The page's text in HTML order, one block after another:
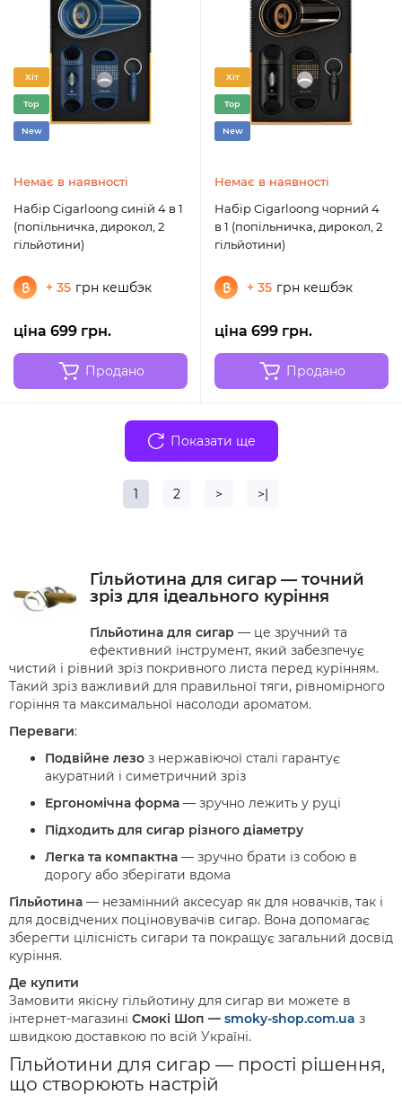
Хіт
Top
New
Немає в наявності
Набір Cigarloong синій 4 в 1
(попільничка, дирокол, 2
гільйотини)
+ 35 грн кешбэк
ціна 699 грн.
Продано
Хіт
Top
New
Немає в наявності
Набір Cigarloong чорний 4
в 1 (попільничка, дирокол, 2
гільйотини)
+ 35 грн кешбэк
ціна 699 грн.
Продано
Показати ще
1 2 > >|
Гільйотина для сигар — точний
зріз для ідеального куріння
Гільйотина для сигар — це зручний та
ефективний інструмент, який забезпечує
чистий і рівний зріз покривного листа перед курінням.
Такий зріз важливий для правильної тяги, рівномірного
горіння та максимальної насолоди ароматом.
Переваги:
Подвійне лезо з нержавіючої сталі гарантує
акуратний і симетричний зріз
Ергономічна форма — зручно лежить у руці
Підходить для сигар різного діаметру
Легка та компактна — зручно брати із собою в
дорогу або зберігати вдома
Гільйотина — незамінний аксесуар як для новачків, так і
для досвідчених поціновувачів сигар. Вона допомагає
зберегти цілісність сигари та покращує загальний досвід
куріння.
Де купити
Замовити якісну гільйотину для сигар ви можете в
інтернет-магазині Смокі Шоп — smoky-shop.com.ua з
швидкою доставкою по всій Україні.
Гільйотини для сигар — прості рішення,
що створюють настрій